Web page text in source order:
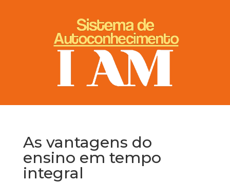
As vantagens do
ensino em tempo
integral